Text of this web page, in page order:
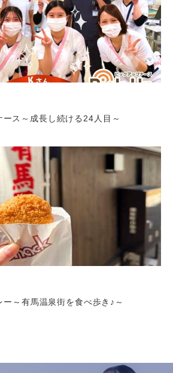
ス～成長し続ける24人目～
～有馬温泉街を食べ歩き♪～